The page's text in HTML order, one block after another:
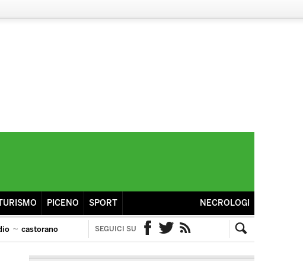
PICENO SPORT NECROLOGI
castorano SEGUICI SU